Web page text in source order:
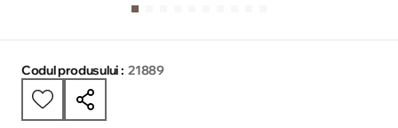
Codul produsului : 21889